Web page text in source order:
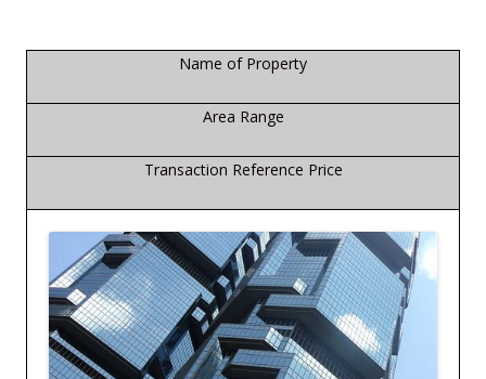
Name of Property
Area Range
Transaction Reference Price